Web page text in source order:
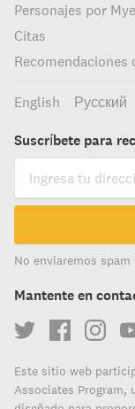
Personajes por
Citas
Recomendaciones
English Русский
Suscríbete para
No enviaremos
Mantente en
Este sitio web
Associates Program,